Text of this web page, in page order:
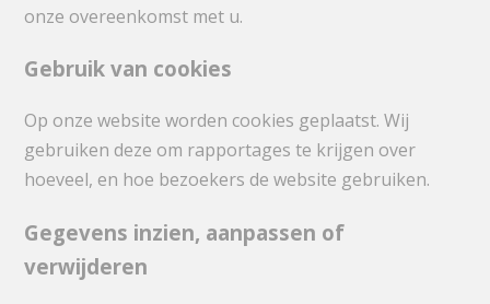
onze overeenkomst met u.
Gebruik van cookies
Op onze website worden cookies geplaatst. Wij
gebruiken deze om rapportages te krijgen over
hoeveel, en hoe bezoekers de website gebruiken.
Gegevens inzien, aanpassen of
verwijderen